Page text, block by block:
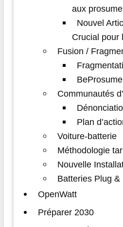
aux
Nouvel
Crucial pour
Fusion /
Communautés
Plan
Voiture-batterie
Méthodologie
Nouvelle
Batteries Plug &
OpenWatt
Préparer 2030